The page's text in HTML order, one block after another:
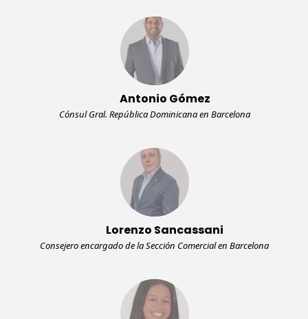
Antonio Gómez
Cónsul Gral. República Dominicana en Barcelona
Lorenzo Sancassani
Consejero encargado de la Sección Comercial en Barcelona